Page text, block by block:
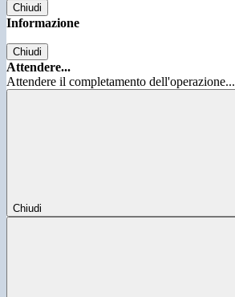
Chiudi
Informazione
Chiudi
Attendere...
Attendere il completamento dell'operazione...
Chiudi